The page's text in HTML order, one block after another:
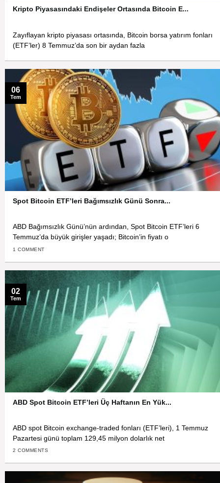
Kripto Piyasasındaki Endişeler Ortasında Bitcoin E...
Zayıflayan kripto piyasası ortasında, Bitcoin borsa yatırım fonları
(ETF’ler) 8 Temmuz’da son bir aydan fazla
Spot Bitcoin ETF’leri Bağımsızlık Günü Sonra...
ABD Bağımsızlık Günü’nün ardından, Spot Bitcoin ETF’leri 6
Temmuz’da büyük girişler yaşadı; Bitcoin’in fiyatı o
1 COMMENT
06
Tem
ABD Spot Bitcoin ETF’leri Üç Haftanın En Yük...
ABD spot Bitcoin exchange-traded fonları (ETF’leri), 1 Temmuz
Pazartesi günü toplam 129,45 milyon dolarlık net
2 COMMENTS
02
Tem